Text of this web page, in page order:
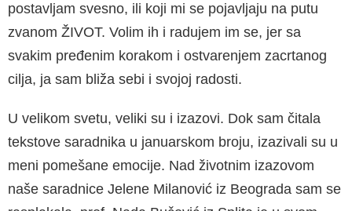
postavljam svesno, ili koji mi se pojavljaju na putu
zvanom ŽIVOT. Volim ih i radujem im se, jer sa
svakim pređenim korakom i ostvarenjem zacrtanog
cilja, ja sam bliža sebi i svojoj radosti.
U velikom svetu, veliki su i izazovi. Dok sam čitala
tekstove saradnika u januarskom broju, izazivali su u
meni pomešane emocije. Nad životnim izazovom
naše saradnice Jelene Milanović iz Beograda sam se